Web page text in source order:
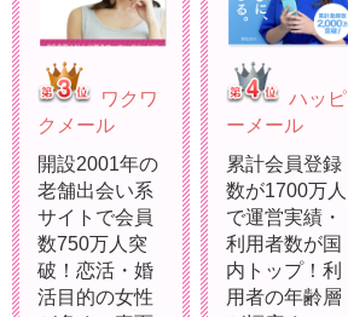
ワクワ
クメール
開設2001年の
老舗出会い系
サイトで会員
数750万人突
破！恋活・婚
活目的の女性
ハッピ
ーメール
累計会員登録
数が1700万人
で運営実績・
利用者数が国
内トップ！利
用者の年齢層